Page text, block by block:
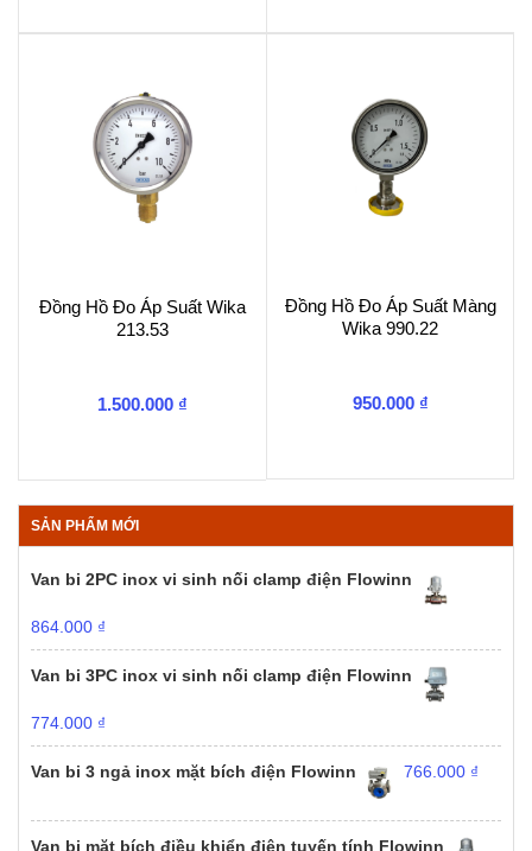
Đồng Hồ Đo Áp Suất Wika
213.53
1.500.000 ₫
Đồng Hồ Đo Áp Suất Màng
Wika 990.22
950.000 ₫
SẢN PHẨM MỚI
Van bi 2PC inox vi sinh nối clamp điện Flowinn
864.000 ₫
Van bi 3PC inox vi sinh nối clamp điện Flowinn
774.000 ₫
Van bi 3 ngả inox mặt bích điện Flowinn 766.000 ₫
Van bi mặt bích điều khiển điện tuyến tính Flowinn